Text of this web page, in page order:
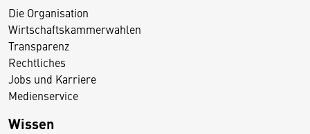
Die Organisation
Wirtschaftskammerwahlen
Transparenz
Rechtliches
Jobs und Karriere
Medienservice
Wissen